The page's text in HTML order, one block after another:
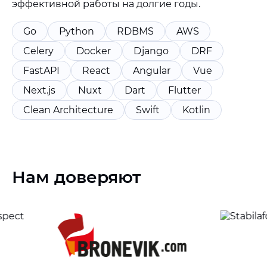
эффективной работы на долгие годы.
Go Python RDBMS
AWS
Celery
Docker Django
DRF
FastAPI
React Angular
Vue
Next.js
Nuxt Dart
Flutter
Clean Architecture
Swift Kotlin
Нам доверяют